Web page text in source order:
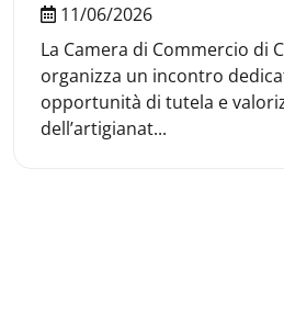
11/06/2026
La Camera di Commercio di
organizza un incontro
opportunità di tutela e
dell’artigianat...